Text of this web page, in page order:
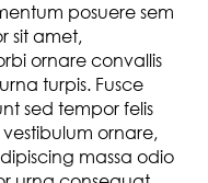
posuere sem
sit amet,
ornare convallis
turpis. Fusce
sed tempor felis
ornare,
massa odio